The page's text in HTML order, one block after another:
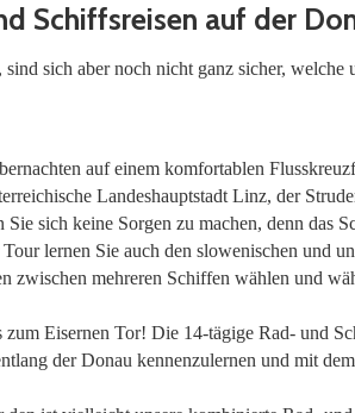
Schiffsreisen auf der
sich aber noch nicht ganz sicher,
auf einem komfortablen
Landeshauptstadt Linz, der
sich keine Sorgen zu machen, denn das
lernen Sie auch den slowenischen und
mehreren Schiffen wählen und
Eisernen Tor! Die 14-tägige Rad- und
der Donau kennenzulernen und mit